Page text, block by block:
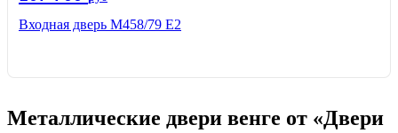
Входная дверь М458/79 Е2
Металлические двери венге от «Двери